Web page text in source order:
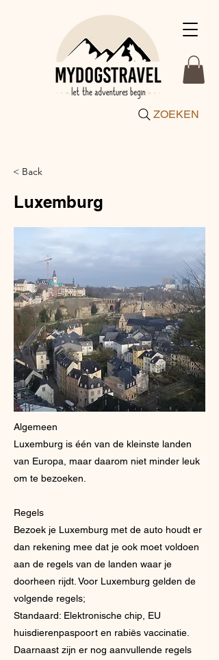
ZOEKEN
< Back
Luxemburg
Algemeen
Luxemburg is één van de kleinste landen
van Europa, maar daarom niet minder leuk
om te bezoeken.
Regels
Bezoek je Luxemburg met de auto houdt er
dan rekening mee dat je ook moet voldoen
aan de regels van de landen waar je
doorheen rijdt. Voor Luxemburg gelden de
volgende regels;
Standaard: Elektronische chip, EU
huisdierenpaspoort en rabiës vaccinatie.
Daarnaast zijn er nog aanvullende regels